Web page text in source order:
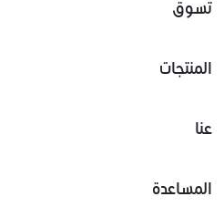
تسوق
المنتجات
عنا
المساعدة